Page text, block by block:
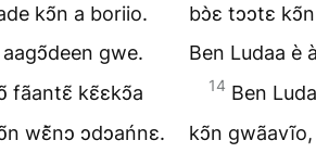
kↄ̃n a boriio.
gwe.
fãantɛ̃ kɛ̃ɛkↄ̃a
wɛ̃̀nↄ ↄdↄańnɛ.
bↄ̀ɛ tↄↄtɛ
Ben Ludaa è
14 Ben
kↄ̃n gwãavĩo,